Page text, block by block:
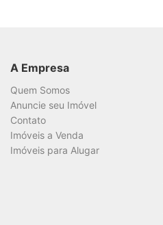
A Empresa
Quem Somos
Anuncie seu Imóvel
Contato
Imóveis a Venda
Imóveis para Alugar